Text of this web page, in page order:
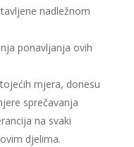
nadležnom
ponavljanja ovih
mjera, donesu
sprečavanja
na svaki
djelima.